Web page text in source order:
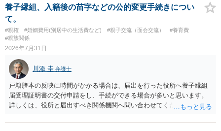
養子縁組、入籍後の苗字などの公的変更手続きについ
て。
#親権 #婚姻費用(別居中の生活費など) #親子交流（面会交流）
#養育費
#親族関係
2026年7月31日
川添 圭 弁護士
戸籍謄本の反映に時間がかかる場合は、届出を行った役所へ養子縁組
届受理証明書の交付申請をし、手続ができる場合が多いと思います。
詳しくは、役所と届出すべき関係機関へ問い合わせてください。